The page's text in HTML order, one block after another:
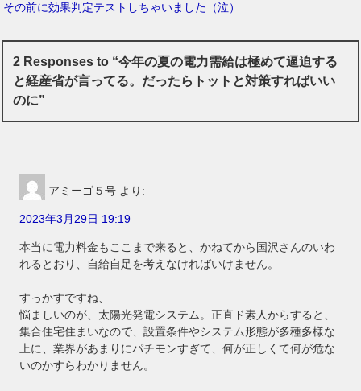
その前に効果判定テストしちゃいました（泣）
2 Responses to “今年の夏の電力需給は極めて逼迫する
と経産省が言ってる。だったらトットと対策すればいい
のに”
アミーゴ５号 より:
2023年3月29日 19:19
本当に電力料金もここまで来ると、かねてから国沢さんのいわ
れるとおり、自給自足を考えなければいけません。
すっかすですね、
悩ましいのが、太陽光発電システム。正直ド素人からすると、
集合住宅住まいなので、設置条件やシステム形態が多種多様な
上に、業界があまりにパチモンすぎて、何が正しくて何が危な
いのかすらわかりません。